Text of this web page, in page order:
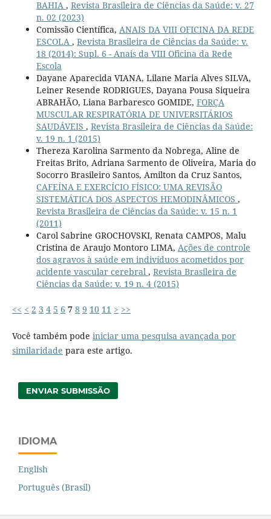
BAHIA , Revista Brasileira de Ciências da Saúde: v. 27
n. 02 (2023)
Comissão Científica, ANAIS DA VIII OFICINA DA REDE
ESCOLA , Revista Brasileira de Ciências da Saúde: v.
18 (2014): Supl. 6 - Anais da VIII Oficina da Rede
Escola
Dayane Aparecida VIANA, Lilane Maria Alves SILVA,
Leiner Resende RODRIGUES, Dayana Pousa Siqueira
ABRAHÃO, Liana Barbaresco GOMIDE, FORÇA
MUSCULAR RESPIRATÓRIA DE UNIVERSITÁRIOS
SAUDÁVEIS , Revista Brasileira de Ciências da Saúde:
v. 19 n. 1 (2015)
Thereza Karolina Sarmento da Nobrega, Aline de
Freitas Brito, Adriana Sarmento de Oliveira, Maria do
Socorro Brasileiro Santos, Amilton da Cruz Santos,
CAFEÍNA E EXERCÍCIO FÍSICO: UMA REVISÃO
SISTEMÁTICA DOS ASPECTOS HEMODINÂMICOS ,
Revista Brasileira de Ciências da Saúde: v. 15 n. 1
(2011)
Carol Sabrine GROCHOVSKI, Renata CAMPOS, Malu
Cristina de Araujo Montoro LIMA, Ações de controle
dos agravos à saúde em indivíduos acometidos por
acidente vascular cerebral , Revista Brasileira de
Ciências da Saúde: v. 19 n. 4 (2015)
<< < 2 3 4 5 6 7 8 9 10 11 > >>
Você também pode iniciar uma pesquisa avançada por
similaridade para este artigo.
ENVIAR SUBMISSÃO
IDIOMA
English
Português (Brasil)